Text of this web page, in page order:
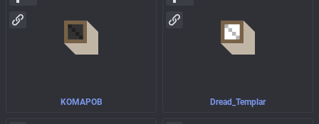
KOMAPOB Dread_Templar